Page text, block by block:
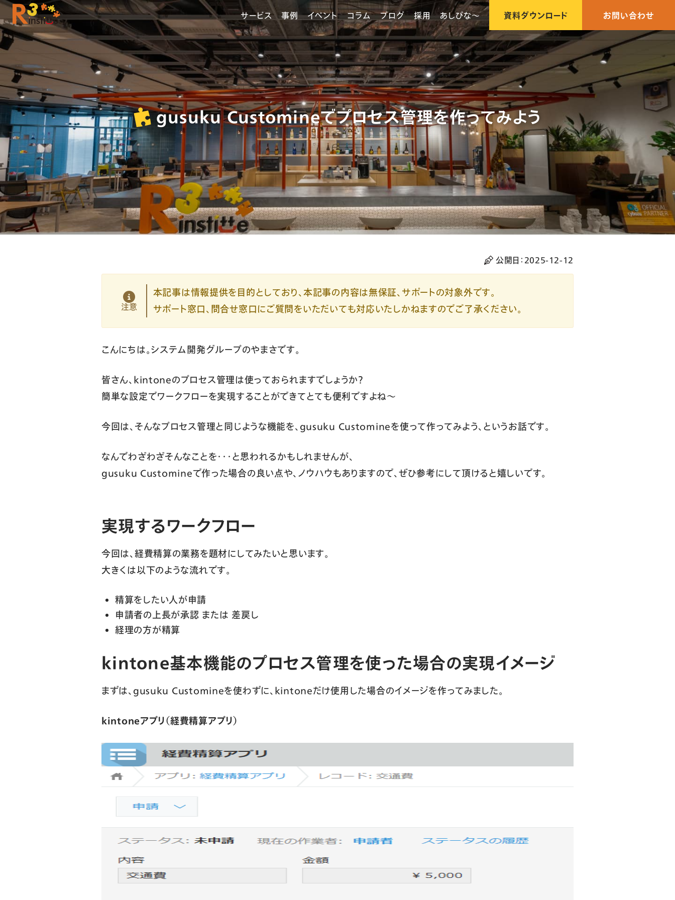
サービス 事例 イベント コラム ブログ 採用 あしびな〜 資料ダウンロード お問い合わせ
gusuku Customineでプロセス管理を作ってみよう
公開日： 2025-12-12
注意
本記事は情報提供を目的としており、本記事の内容は無保証、サポートの対象外です。
サポート窓口、問合せ窓口にご質問をいただいても対応いたしかねますのでご了承ください。
こんにちは。システム開発グループのやまさです。
皆さん、kintoneのプロセス管理は使っておられますでしょうか？
簡単な設定でワークフローを実現することができてとても便利ですよね～
今回は、そんなプロセス管理と同じような機能を、gusuku Customineを使って作ってみよう、というお話です。
なんでわざわざそんなことを・・・と思われるかもしれませんが、
gusuku Customineで作った場合の良い点や、ノウハウもありますので、ぜひ参考にして頂けると嬉しいです。
実現するワークフロー
今回は、経費精算の業務を題材にしてみたいと思います。
大きくは以下のような流れです。
精算をしたい人が申請
申請者の上長が承認 または 差戻し
経理の方が精算
kintone基本機能のプロセス管理を使った場合の実現イメージ
まずは、gusuku Customineを使わずに、kintoneだけ使用した場合のイメージを作ってみました。
kintoneアプリ（経費精算アプリ）